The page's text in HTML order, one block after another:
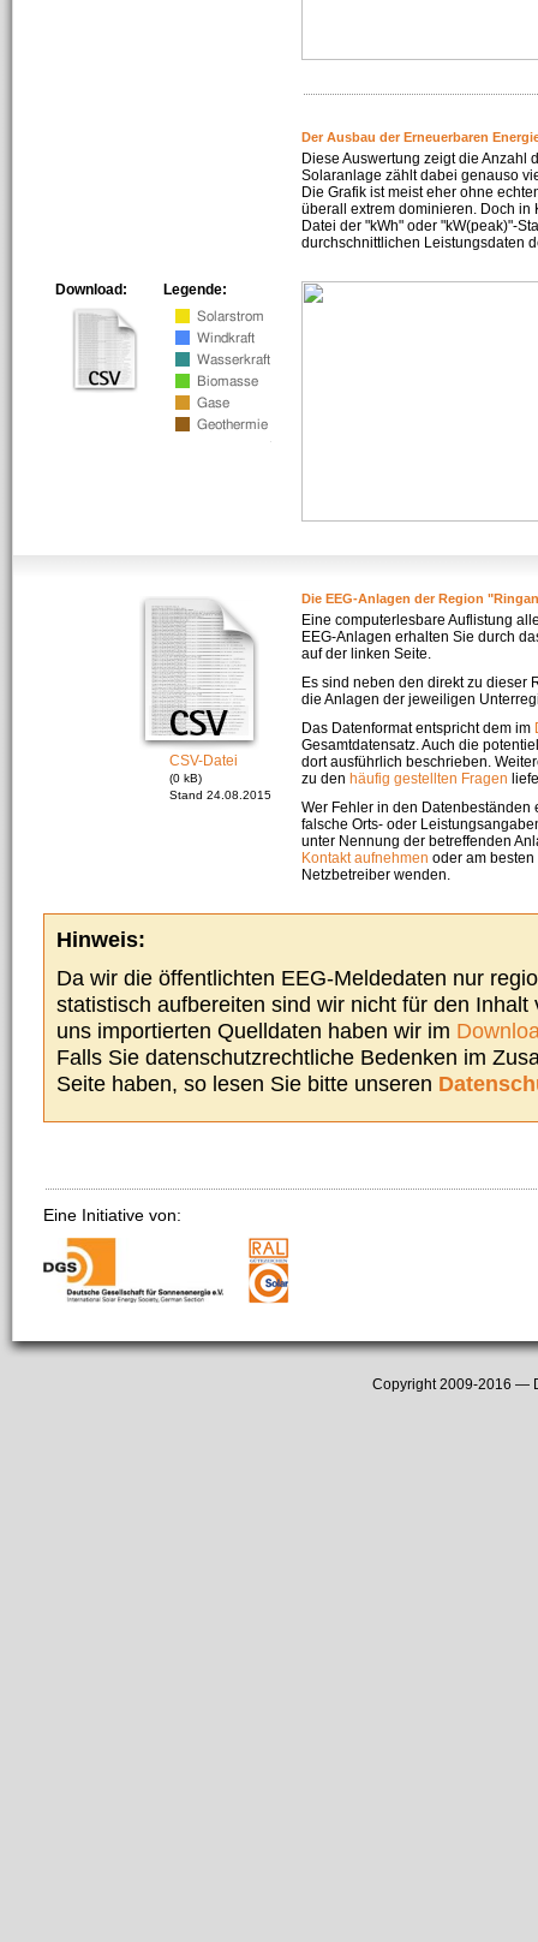
Der Ausbau der Erneuerbaren
Diese Auswertung zeigt die Anzahl
Solaranlage zählt dabei genauso
Die Grafik ist meist eher ohne
überall extrem dominieren. Doch in
Datei der "kWh" oder "kW(peak)"-
durchschnittlichen Leistungsdaten
Legende:
Download:
CSV-Datei
(0 kB)
Stand 24.08.2015
Die EEG-Anlagen der Region
Eine computerlesbare Auflistung
EEG-Anlagen erhalten Sie durch
auf der linken Seite.
Es sind neben den direkt zu dieser
die Anlagen der jeweiligen
Das Datenformat entspricht dem im
Gesamtdatensatz. Auch die
dort ausführlich beschrieben.
zu den häufig gestellten Fragen
Wer Fehler in den Datenbeständen
falsche Orts- oder
unter Nennung der betreffenden
Kontakt aufnehmen oder am
Netzbetreiber wenden.
Hinweis:
Da wir die öffentlichten EEG-Meldedaten nur
statistisch aufbereiten sind wir nicht für den Inhalt
uns importierten Quelldaten haben wir im
Falls Sie datenschutzrechtliche Bedenken im
Seite haben, so lesen Sie bitte unseren
Eine Initiative von:
Copyright 2009-2016 —